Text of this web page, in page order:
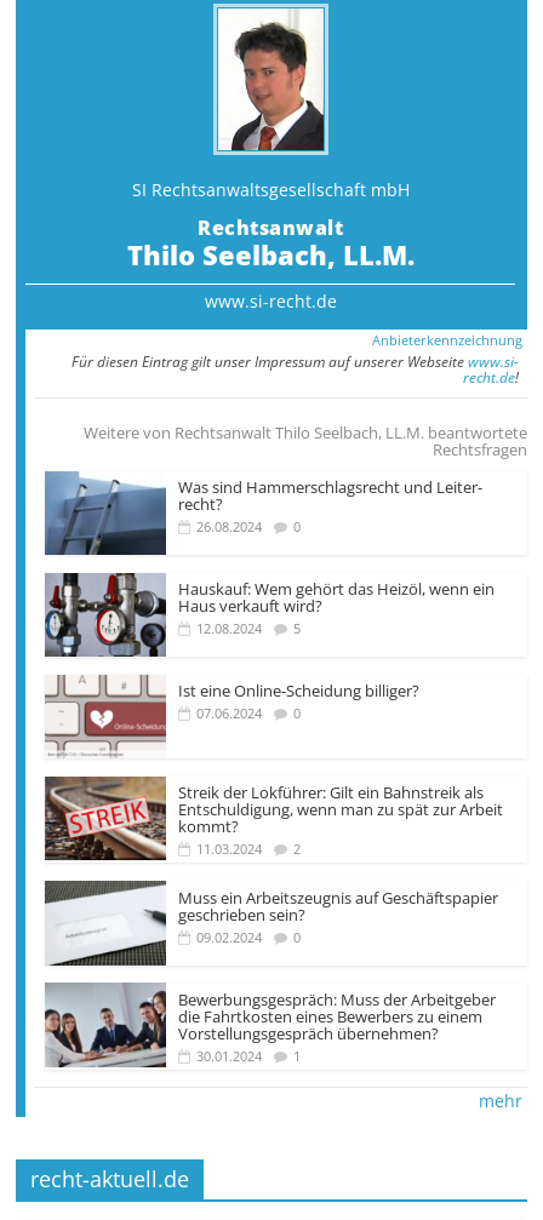
SI Rechtsanwalts­gesellschaft mbH
Rechtsanwalt
Thilo Seelbach, LL.M.
www.si-recht.de
Anbieterkennzeichnung
Für diesen Eintrag gilt unser Impressum auf unserer Webseitewww.si-
recht.de!
Weitere von Rechtsanwalt Thilo Seelbach, LL.M. beantwortete
Rechtsfragen
Was sind Hammer­­schlags­recht und Leiter­
recht?
26.08.2024 0
Hauskauf: Wem gehört das Heizöl, wenn ein
Haus verkauft wird?
12.08.2024 5
Ist eine Online-Scheidung billiger?
07.06.2024 0
Streik der Lokführer: Gilt ein Bahnstreik als
Entschuldigung, wenn man zu spät zur Arbeit
kommt?
11.03.2024 2
Muss ein Arbeitszeugnis auf Geschäftspapier
geschrieben sein?
09.02.2024 0
Bewerbungsgespräch: Muss der Arbeitgeber
die Fahrtkosten eines Bewerbers zu einem
Vorstellungsgespräch übernehmen?
30.01.2024 1
mehr
recht-aktuell.de